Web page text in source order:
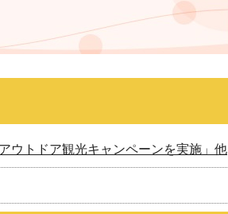
ウトドア観光キャンペーンを実施」他